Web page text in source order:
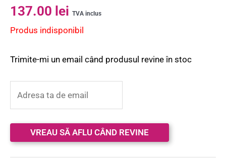
137.00 lei TVA inclus
Produs indisponibil
Trimite-mi un email când produsul revine în stoc